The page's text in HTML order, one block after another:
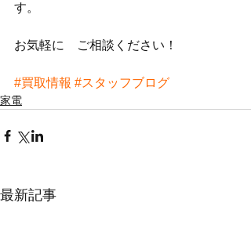
す。
お気軽に　ご相談ください！
#買取情報 #スタッフブログ
家電
最新記事